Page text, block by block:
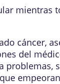
mientras
cáncer,
del
problemas,